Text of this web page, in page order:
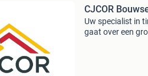
CJCOR
Uw specialist in
gaat over een